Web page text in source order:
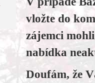
vložte do
zájemci
nabídka
Doufám, že